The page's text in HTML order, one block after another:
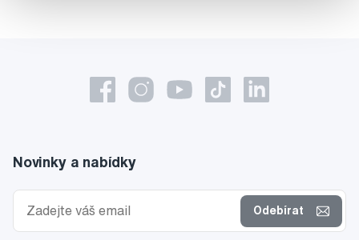
Novinky a nabídky
Odebírat